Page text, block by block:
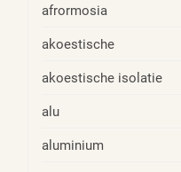
afrormosia
akoestische
akoestische isolatie
alu
aluminium